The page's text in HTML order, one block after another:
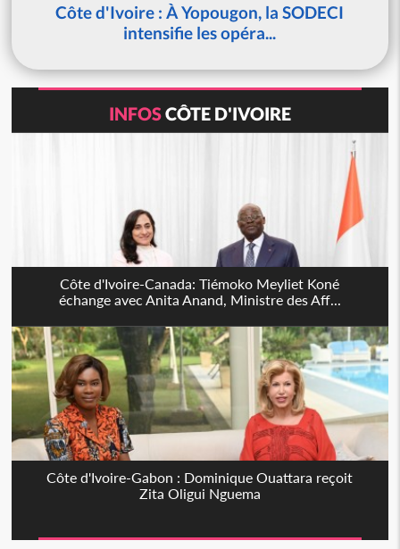
Côte d'Ivoire : À Yopougon, la SODECI
intensifie les opéra...
INFOSCÔTE D'IVOIRE
Côte d'Ivoire-Canada: Tiémoko Meyliet Koné
échange avec Anita Anand, Ministre des Aff...
Côte d'Ivoire-Gabon : Dominique Ouattara reçoit
Zita Oligui Nguema